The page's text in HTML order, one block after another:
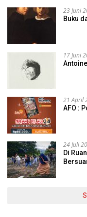
23 Juni
Buku
17 Juni
21 April
AFO :
24 Juli
Di